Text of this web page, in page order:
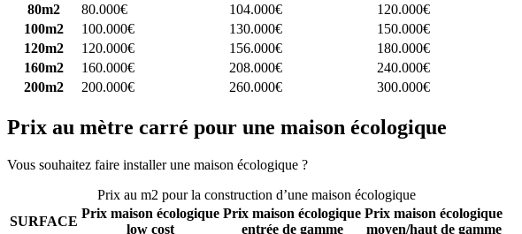
80m2
80.000€ 104.000€
120.000€
100m2
100.000€ 130.000€
150.000€
120m2
120.000€ 156.000€
180.000€
160m2
160.000€ 208.000€
240.000€
200m2
200.000€ 260.000€ 300.000€
Prix au mètre carré pour une maison écologique
Vous souhaitez faire installer une maison écologique ?
Prix au m2 pour la construction d’une maison écologique
SURFACE
Prix maison écologique
low cost
Prix maison écologique
entrée de gamme
Prix maison écologique
moyen/haut de gamme